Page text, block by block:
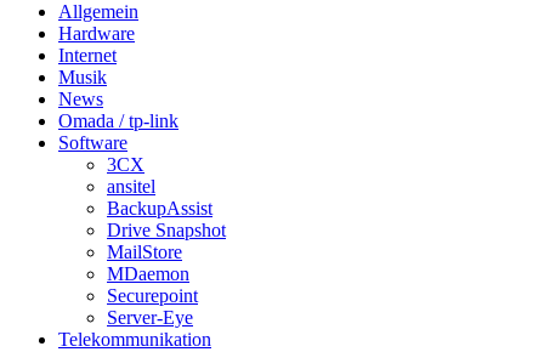
Allgemein
Hardware
Internet
Musik
News
Omada / tp-link
Software
3CX
ansitel
BackupAssist
Drive Snapshot
MailStore
MDaemon
Securepoint
Server-Eye
Telekommunikation